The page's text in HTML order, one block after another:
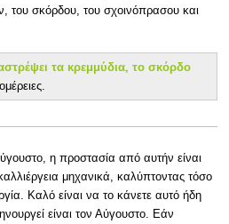
του σκόρδου, του σχοινόπρασου και
τα κρεμμύδια, το σκόρδο
η προστασία από αυτήν είναι
μηχανικά, καλύπτοντας τόσο
Καλό είναι να το κάνετε αυτό ήδη
είναι τον Αύγουστο. Εάν